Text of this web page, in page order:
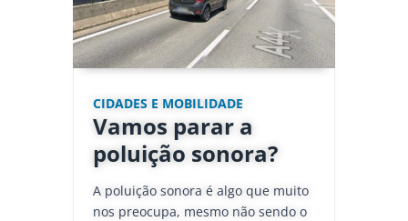
CIDADES E MOBILIDADE
Vamos parar a
poluição sonora?
A poluição sonora é algo que muito
nos preocupa, mesmo não sendo o